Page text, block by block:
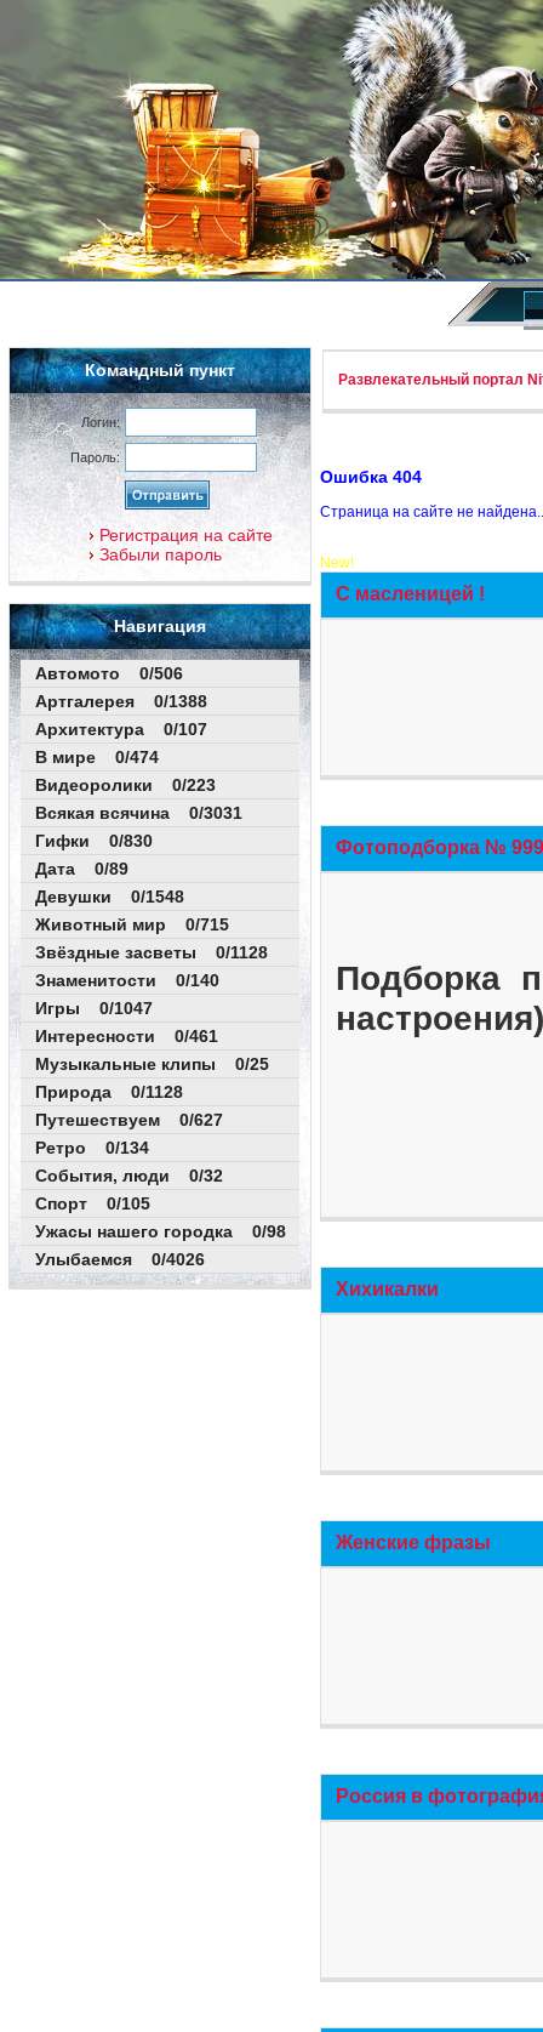
Командный пункт
Логин:
Пароль:
Регистрация на сайте
Забыли пароль
Навигация
Автомото 0/506
Артгалерея 0/1388
Архитектура 0/107
В мире 0/474
Видеоролики 0/223
Всякая всячина 0/3031
Гифки 0/830
Дата 0/89
Девушки 0/1548
Животный мир 0/715
Звёздные засветы 0/1128
Знаменитости 0/140
Игры 0/1047
Интересности 0/461
Музыкальные клипы 0/25
Природа 0/1128
Путешествуем 0/627
Ретро 0/134
События, люди 0/32
Спорт 0/105
Ужасы нашего городка 0/98
Улыбаемся 0/4026
Развлекательный портал
Ошибка 404
Страница на сайте не
New!
С масленицей !
Фотоподборка №
Подборка
Хихикалки
Женские фразы
Россия в